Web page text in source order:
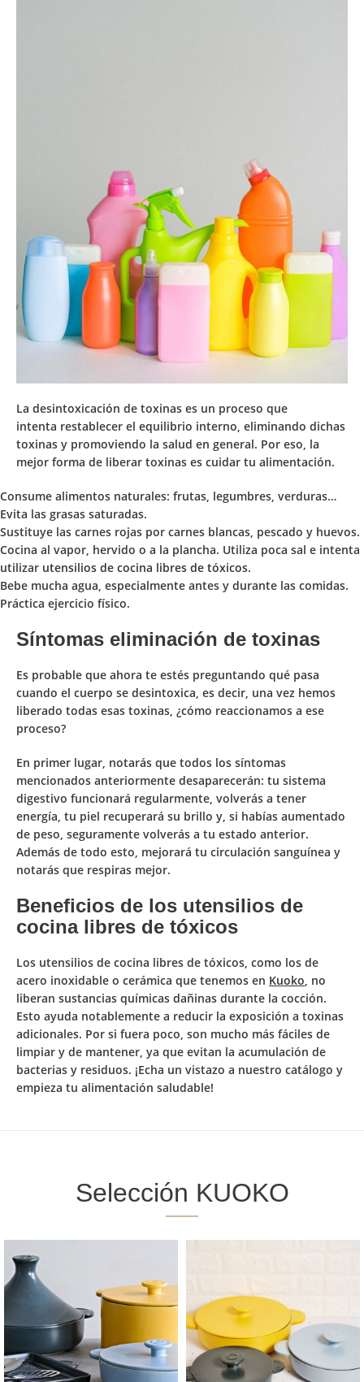
La desintoxicación de toxinas es un proceso que
intenta restablecer el equilibrio interno , eliminando dichas
toxinas y promoviendo la salud en general. Por eso, la
mejor forma de liberar toxinas es cuidar tu alimentación.
Consume alimentos naturales: frutas, legumbres, verduras…
Evita las grasas saturadas.
Sustituye las carnes rojas por carnes blancas, pescado y huevos.
Cocina al vapor, hervido o a la plancha. Utiliza poca sal e intenta
utilizar utensilios de cocina libres de tóxicos.
Bebe mucha agua, especialmente antes y durante las comidas.
Práctica ejercicio físico.
Síntomas eliminación de toxinas
Es probable que ahora te estés preguntando qué pasa
cuando el cuerpo se desintoxica, es decir, una vez hemos
liberado todas esas toxinas, ¿cómo reaccionamos a ese
proceso?
En primer lugar, notarás que todos los síntomas
mencionados anteriormente desaparecerán: tu sistema
digestivo funcionará regularmente, volverás a tener
energía, tu piel recuperará su brillo y, si habías aumentado
de peso, seguramente volverás a tu estado anterior.
Además de todo esto, mejorará tu circulación sanguínea y
notarás que respiras mejor.
Beneficios de los utensilios de
cocina libres de tóxicos
Los utensilios de cocina libres de tóxicos , como los de
acero inoxidable o cerámica que tenemos en Kuoko , no
liberan sustancias químicas dañinas durante la cocción.
Esto ayuda notablemente a reducir la exposición a toxinas
adicionales. Por si fuera poco, son mucho más fáciles de
limpiar y de mantener, ya que evitan la acumulación de
bacterias y residuos. ¡Echa un vistazo a nuestro catálogo y
empieza tu alimentación saludable!
Selección KUOKO